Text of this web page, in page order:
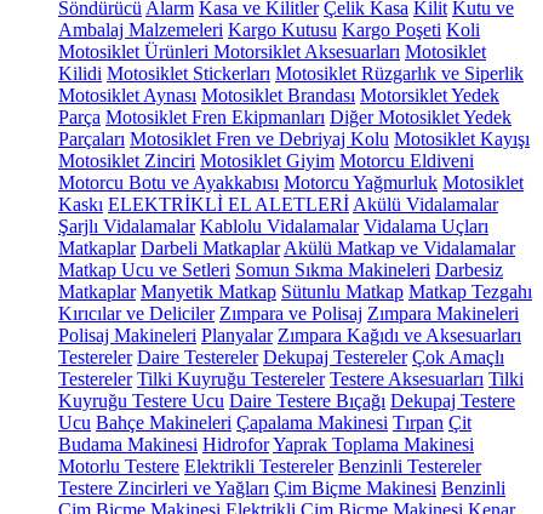
Söndürücü Alarm Kasa ve Kilitler Çelik Kasa Kilit Kutu ve
Ambalaj Malzemeleri Kargo Kutusu Kargo Poşeti Koli
Motosiklet Ürünleri Motorsiklet Aksesuarları Motosiklet
Kilidi Motosiklet Stickerları Motosiklet Rüzgarlık ve Siperlik
Motosiklet Aynası Motosiklet Brandası Motorsiklet Yedek
Parça Motosiklet Fren Ekipmanları Diğer Motosiklet Yedek
Parçaları Motosiklet Fren ve Debriyaj Kolu Motosiklet Kayışı
Motosiklet Zinciri Motosiklet Giyim Motorcu Eldiveni
Motorcu Botu ve Ayakkabısı Motorcu Yağmurluk Motosiklet
Kaskı ELEKTRİKLİ EL ALETLERİ Akülü Vidalamalar
Şarjlı Vidalamalar Kablolu Vidalamalar Vidalama Uçları
Matkaplar Darbeli Matkaplar Akülü Matkap ve Vidalamalar
Matkap Ucu ve Setleri Somun Sıkma Makineleri Darbesiz
Matkaplar Manyetik Matkap Sütunlu Matkap Matkap Tezgahı
Kırıcılar ve Deliciler Zımpara ve Polisaj Zımpara Makineleri
Polisaj Makineleri Planyalar Zımpara Kağıdı ve Aksesuarları
Testereler Daire Testereler Dekupaj Testereler Çok Amaçlı
Testereler Tilki Kuyruğu Testereler Testere Aksesuarları Tilki
Kuyruğu Testere Ucu Daire Testere Bıçağı Dekupaj Testere
Ucu Bahçe Makineleri Çapalama Makinesi Tırpan Çit
Budama Makinesi HidroforYaprak Toplama Makinesi
Motorlu Testere Elektrikli Testereler Benzinli Testereler
Testere Zincirleri ve Yağları Çim Biçme Makinesi Benzinli
Çim Biçme Makinesi Elektrikli Çim Biçme Makinesi Kenar